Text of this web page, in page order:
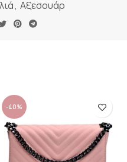
, Αξεσουάρ
-40%